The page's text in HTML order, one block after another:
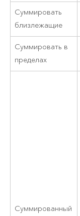
Суммировать
близлежащие
Суммировать в
пределах
Суммированный